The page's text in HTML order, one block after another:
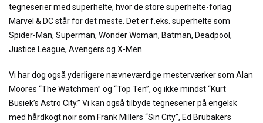
tegneserier med superhelte, hvor de store superhelte-forlag
Marvel & DC står for det meste. Det er f.eks. superhelte som
Spider-Man, Superman, Wonder Woman, Batman, Deadpool,
Justice League, Avengers og X-Men.
Vi har dog også yderligere nævneværdige mesterværker som Alan
Moores “The Watchmen” og “Top Ten”, og ikke mindst “Kurt
Busiek’s Astro City.” Vi kan også tilbyde tegneserier på engelsk
med hårdkogt noir som Frank Millers “Sin City”, Ed Brubakers